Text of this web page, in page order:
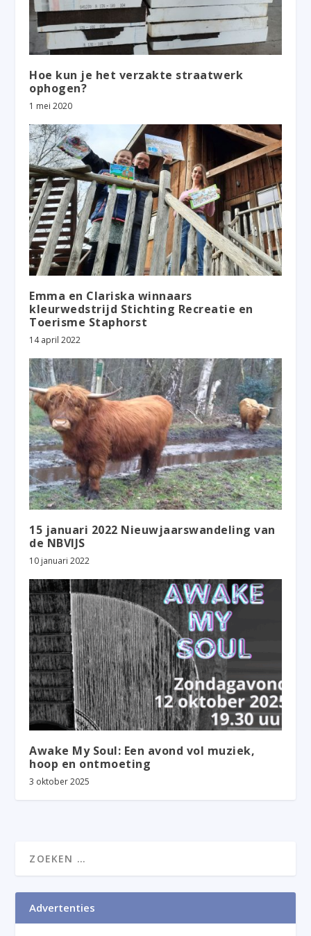
Hoe kun je het verzakte straatwerk
ophogen?
1 mei 2020
Emma en Clariska winnaars
kleurwedstrijd Stichting Recreatie en
Toerisme Staphorst
14 april 2022
15 januari 2022 Nieuwjaarswandeling van
de NBVIJS
10 januari 2022
Awake My Soul: Een avond vol muziek,
hoop en ontmoeting
3 oktober 2025
Advertenties